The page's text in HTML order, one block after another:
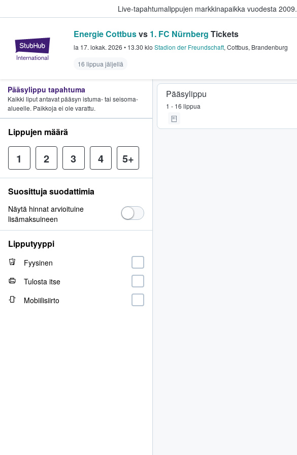
Live-tapahtumalippujen markkinapaikka vuodesta 2009.
StubHub - missä fanit ostavat ja myyvät lippuja
Energie Cottbusvs 1. FC Nürnberg Tickets
la 17. lokak. 2026 • 13.30 klo Stadion der Freundschaft, Cottbus, Brandenburg
16 lippua jäljellä
Pääsylippu
1 - 16 lippua
Pääsylippu tapahtuma
Kaikki liput antavat pääsyn istuma- tai seisoma-
alueelle. Paikkoja ei ole varattu.
Lippujen määrä
1 2 3 4 5+
Suosittuja suodattimia
Näytä hinnat arvioituine
lisämaksuineen
Lipputyyppi
Fyysinen
Tulosta itse
Mobiilisiirto